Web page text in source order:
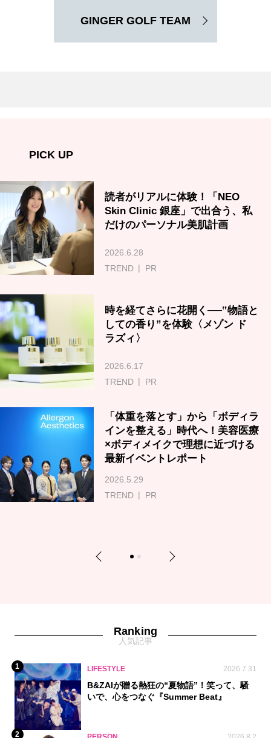
GINGER GOLF TEAM
PICK UP
読者がリアルに体験！「NEO
Skin Clinic 銀座」で出合う、私
だけのパーソナル美肌計画
2026.6.28
TREND
PR
時を経てさらに花開く──‟物語と
しての香り”を体験〈メゾン ド
ラズィ〉
2026.6.17
TREND
PR
「体重を落とす」から「ボディラ
インを整える」時代へ！美容医療
×ボディメイクで理想に近づける
最新イベントレポート
2026.5.29
TREND
PR
Previous 1 2 Next
Ranking
人気記事
1 LIFESTYLE 2026.7.31
B&ZAIが贈る熱狂の“夏物語”！笑って、騒
いで、心をつなぐ『Summer Beat』
2